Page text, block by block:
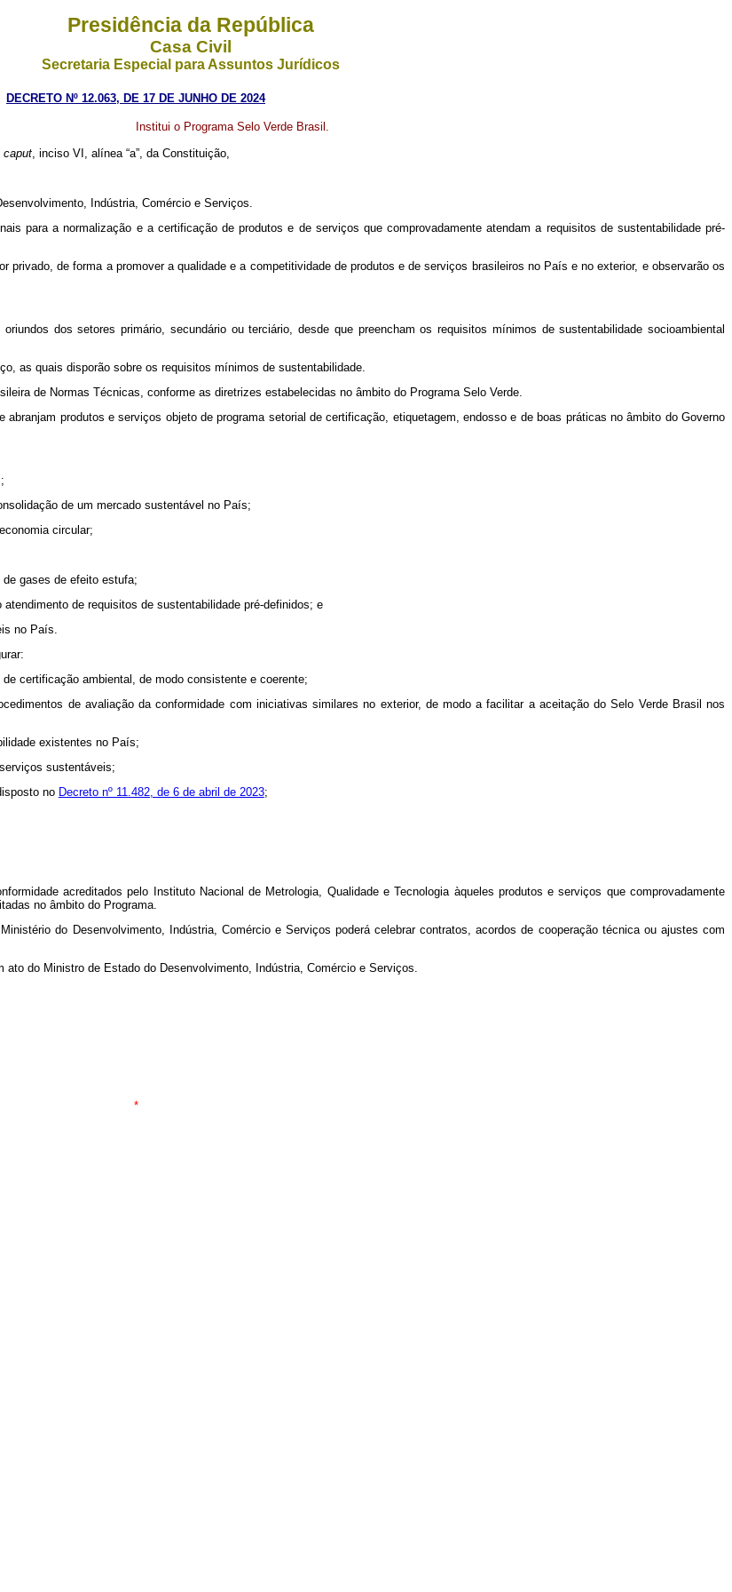
Presidência da República
Casa Civil
Secretaria Especial para Assuntos Jurídicos
DECRETO Nº 12.063, DE 17 DE JUNHO DE 2024
Institui o Programa Selo Verde Brasil.
caput, inciso VI, alínea “a”, da Constituição,
Indústria, Comércio e Serviços.
para a normalização e a certificação de produtos e de serviços que comprovadamente atendam a requisitos de sustentabilidade pré-
de forma a promover a qualidade e a competitividade de produtos e de serviços brasileiros no País e no exterior, e observarão os
dos setores primário, secundário ou terciário, desde que preencham os requisitos mínimos de sustentabilidade socioambiental
as quais disporão sobre os requisitos mínimos de sustentabilidade.
de Normas Técnicas, conforme as diretrizes estabelecidas no âmbito do Programa Selo Verde.
produtos e serviços objeto de programa setorial de certificação, etiquetagem, endosso e de boas práticas no âmbito do Governo
de um mercado sustentável no País;
circular;
gases de efeito estufa;
de requisitos de sustentabilidade pré-definidos; e
no País.
certificação ambiental, de modo consistente e coerente;
de avaliação da conformidade com iniciativas similares no exterior, de modo a facilitar a aceitação do Selo Verde Brasil nos
existentes no País;
sustentáveis;
no Decreto nº 11.482, de 6 de abril de 2023;
acreditados pelo Instituto Nacional de Metrologia, Qualidade e Tecnologia àqueles produtos e serviços que comprovadamente
no âmbito do Programa.
do Desenvolvimento, Indústria, Comércio e Serviços poderá celebrar contratos, acordos de cooperação técnica ou ajustes com
do Ministro de Estado do Desenvolvimento, Indústria, Comércio e Serviços.
*